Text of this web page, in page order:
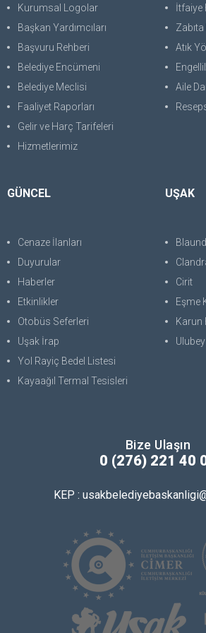
Kurumsal Logolar
Başkan Yardımcıları
Başvuru Rehberi
Belediye Encümeni
Belediye Meclisi
Faaliyet Raporları
Gelir ve Harç Tarifeleri
Hizmetlerimiz
İtfaiye
Atık
Aile
GÜNCEL
Cenaze İlanları
Duyurular
Haberler
Etkinlikler
Otobüs Seferleri
Uşak İrap
Yol Rayiç Bedel Listesi
Kayaağıl Termal Tesisleri
UŞAK
Cirit
Eşme
Karun
Bize Ulaşın
0 (276) 221 40
KEP :